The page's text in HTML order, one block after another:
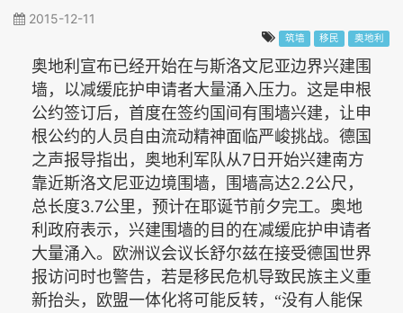
2015-12-11
筑墙 移民 奥地利
奥地利宣布已经开始在与斯洛文尼亚边界兴建围
墙，以减缓庇护申请者大量涌入压力。这是申根
公约签订后，首度在签约国间有围墙兴建，让申
根公约的人员自由流动精神面临严峻挑战。德国
之声报导指出，奥地利军队从7 日开始兴建南方
靠近斯洛文尼亚边境围墙，围墙高达2.2公尺，
总长度3.7公里，预计在耶诞节前夕完工。奥地
利政府表示，兴建围墙的目的在减缓庇护申请者
大量涌入。欧洲议会议长舒尔兹在接受德国世界
报访问时也警告，若是移民危机导致民族主义重
新抬头，欧盟一体化将可能反转，“没有人能保